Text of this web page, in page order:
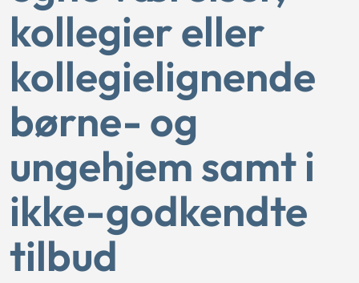
kollegier eller
kollegielignende
børne- og
ungehjem samt i
ikke-godkendte
tilbud